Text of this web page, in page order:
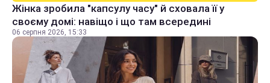
Жінка зробила "капсулу часу" й сховала її у
своєму домі: навіщо і що там всередині
06 серпня 2026, 15:33